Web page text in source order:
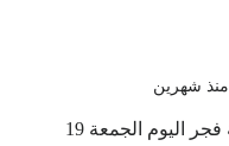
منذ شهرين
تتجه أنظار عشاق كرة القدم العالمية فجر اليوم الجمعة 19